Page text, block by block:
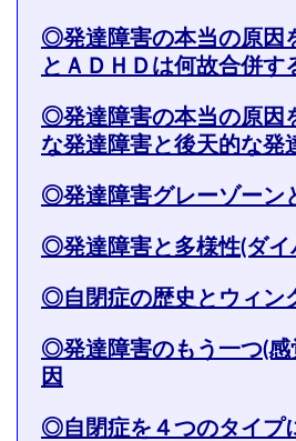
◎発達障害の本当の原因
とＡＤＨＤは何故合併す
◎発達障害の本当の原因
な発達障害と後天的な発
◎発達障害グレーゾーン
◎発達障害と多様性(ダイ
◎自閉症の歴史とウィン
◎発達障害のもう一つ(感
因
◎自閉症を４つのタイプ